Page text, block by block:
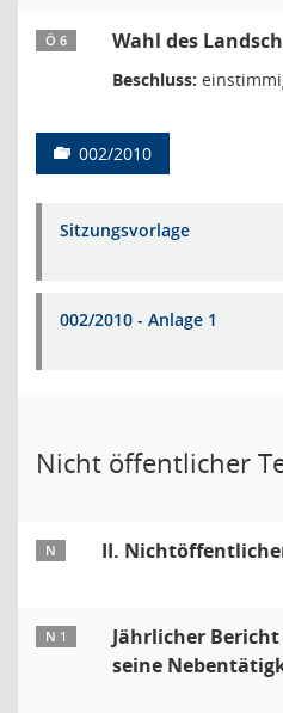
Ö 6 Wahl des
Beschluss:
002/2010
Sitzungsvorlage
002/2010 - Anlage 1
Nicht öffentlicher
N II.
N 1
Jährlicher
seine